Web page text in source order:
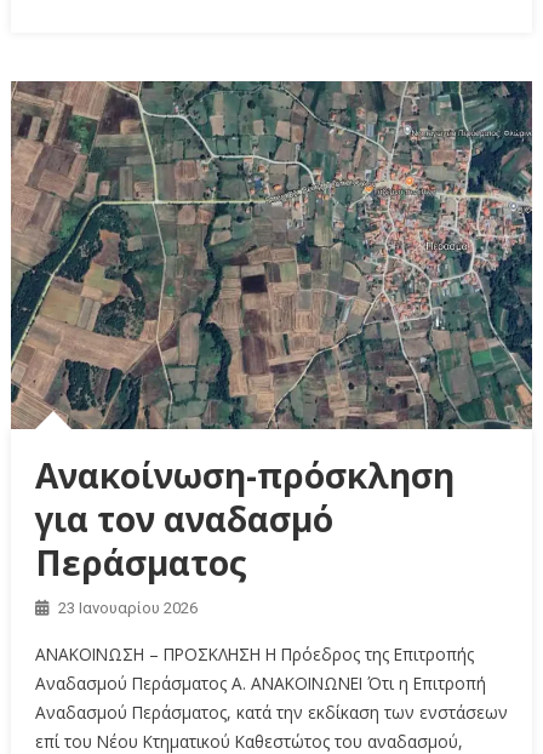
Ανακοίνωση-πρόσκληση
για τον αναδασμό
Περάσματος
23 Ιανουαρίου 2026
ΑΝΑΚΟΙΝΩΣΗ – ΠΡΟΣΚΛΗΣΗ H Πρόεδρος της Επιτροπής
Αναδασμού Περάσματος Α. ΑΝΑΚΟΙΝΩΝΕΙ Ότι η Επιτροπή
Αναδασμού Περάσματος, κατά την εκδίκαση των ενστάσεων
επί του Νέου Κτηματικού Καθεστώτος του αναδασμού,